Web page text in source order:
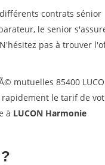
contrats sénior
le senior
pas à trouver
mutuelles 85400
rapidement le tarif de
à LUCON Harmonie